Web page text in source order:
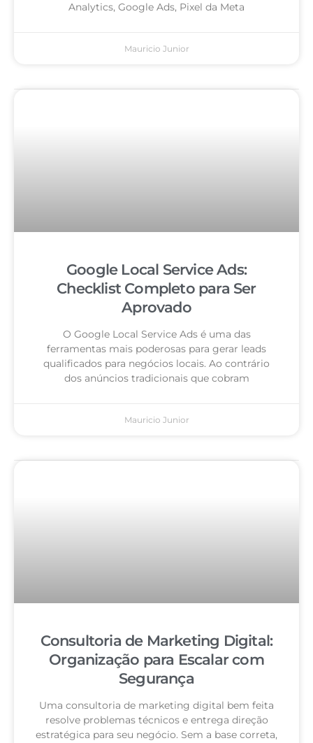
Analytics, Google Ads, Pixel da Meta
Mauricio Junior
Google Local Service Ads:
Checklist Completo para Ser
Aprovado
O Google Local Service Ads é uma das
ferramentas mais poderosas para gerar leads
qualificados para negócios locais. Ao contrário
dos anúncios tradicionais que cobram
Mauricio Junior
Consultoria de Marketing Digital:
Organização para Escalar com
Segurança
Uma consultoria de marketing digital bem feita
resolve problemas técnicos e entrega direção
estratégica para seu negócio. Sem a base correta,